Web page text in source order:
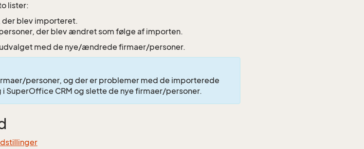
lister:
der blev importeret.
der blev ændret som følge af importen.
med de nye/ændrede firmaer/personer.
personer, og der er problemer med de importerede
SuperOffice CRM og slette de nye firmaer/personer.